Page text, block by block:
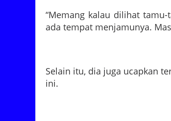
“Memang kalau dilihat
ada tempat menjamunya.
Selain itu, dia juga ucapkan
ini.